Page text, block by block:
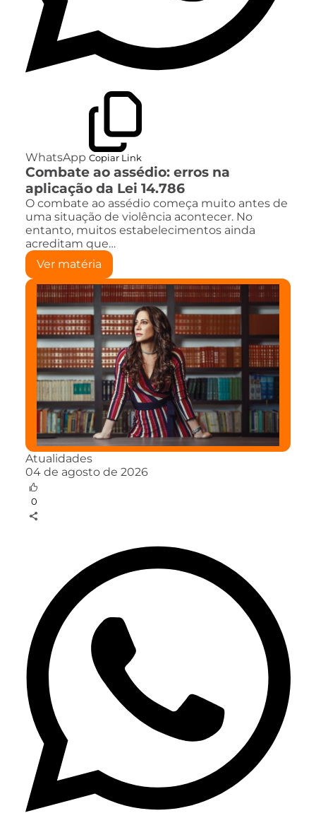
WhatsApp Copiar Link
Combate ao assédio: erros na
aplicação da Lei 14.786
O combate ao assédio começa muito antes de
uma situação de violência acontecer. No
entanto, muitos estabelecimentos ainda
acreditam que…
Ver matéria
Atualidades
04 de agosto de 2026
0